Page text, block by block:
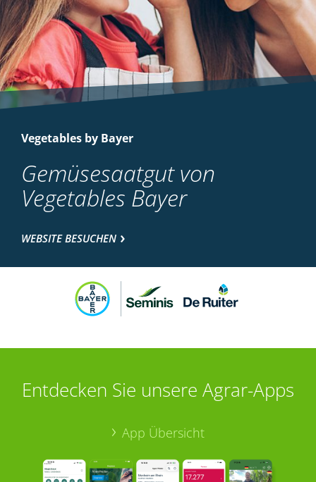
Vegetables by Bayer
Gemüsesaatgut von
Vegetables Bayer
WEBSITE BESUCHEN
Entdecken Sie unsere Agrar-Apps
App Übersicht